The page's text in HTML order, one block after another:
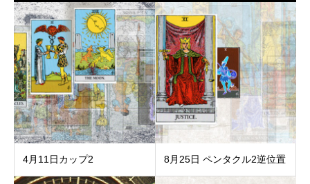
4月11日カップ2 8月25日 ペンタクル2逆位置